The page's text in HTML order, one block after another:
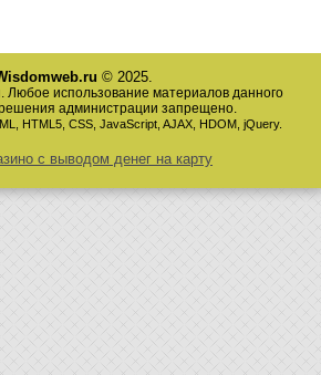
© 2025.
использование материалов данного
администрации запрещено.
HTML5, CSS, JavaScript, AJAX, HDOM, jQuery.
с выводом денег на карту